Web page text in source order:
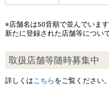
※店舗名は50音順で並んでいます
新たに登録された店舗等につい
取扱店舗等随時募集中
詳しくはこちらをご覧ください。